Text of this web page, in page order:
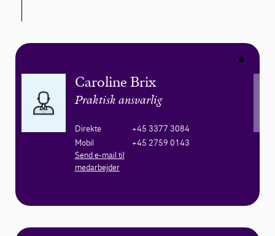
Caroline Brix
Praktisk ansvarlig
Direkte
+45 3377 3084
Mobil
+45 2759 0143
Send e-mail til
medarbejder